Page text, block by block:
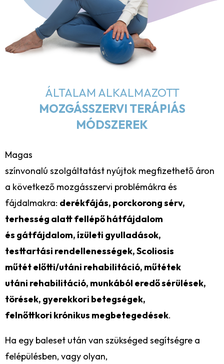
ÁLTALAM ALKALMAZOTT
MOZGÁSSZERVI TERÁPIÁS
MÓDSZEREK
Magas
színvonalú szolgáltatást nyújtok megfizethető áron
a következő mozgásszervi problémákra és
fájdalmakra: derékfájás, porckorong sérv,
terhesség alatt fellépő hátfájdalom
és gátfájdalom, ízületi gyulladások,
testtartási rendellenességek, Scoliosis
műtét előtti/utáni rehabilitáció, műtétek
utáni rehabilitáció, munkából eredő sérülések,
törések, gyerekkori betegségek,
felnőttkori krónikus megbetegedések.
Ha egy baleset után van szükséged segítségre a
felépülésben, vagy olyan,